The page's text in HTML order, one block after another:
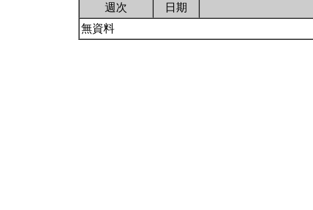
週次
日期
無資料